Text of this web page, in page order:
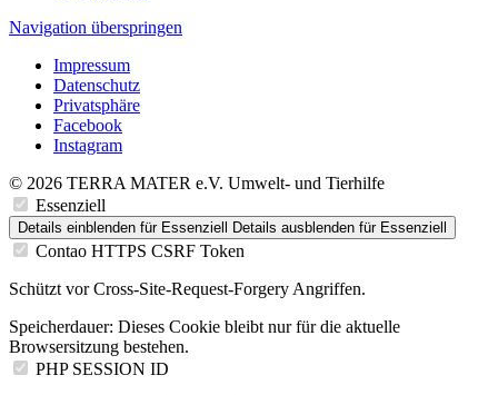
Navigation überspringen
Impressum
Datenschutz
Privatsphäre
Facebook
Instagram
© 2026 TERRA MATER e.V. Umwelt- und Tierhilfe
Essenziell
Details einblenden für Essenziell Details ausblenden für Essenziell
Contao HTTPS CSRF Token
Schützt vor Cross-Site-Request-Forgery Angriffen.
Speicherdauer: Dieses Cookie bleibt nur für die aktuelle
Browsersitzung bestehen.
PHP SESSION ID